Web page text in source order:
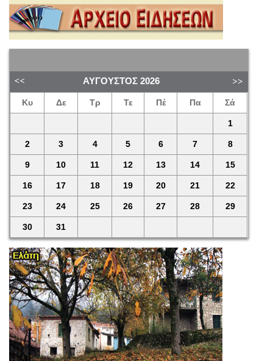
ΑΎΓΟΥΣΤΟΣ 2026
Κυ Δε Τρ Τε Πέ Πα Σά
1
2 3 4 5 6 7 8
9 10 11 12 13 14 15
16 17 18 19 20 21 22
23 24 25 26 27 28 29
30 31